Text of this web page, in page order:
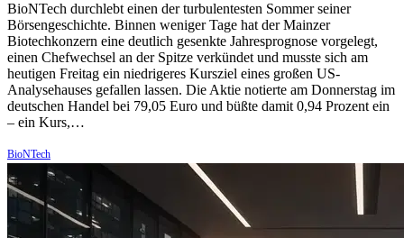
BioNTech durchlebt einen der turbulentesten Sommer seiner
Börsengeschichte. Binnen weniger Tage hat der Mainzer
Biotechkonzern eine deutlich gesenkte Jahresprognose vorgelegt,
einen Chefwechsel an der Spitze verkündet und musste sich am
heutigen Freitag ein niedrigeres Kursziel eines großen US-
Analysehauses gefallen lassen. Die Aktie notierte am Donnerstag im
deutschen Handel bei 79,05 Euro und büßte damit 0,94 Prozent ein
– ein Kurs,…
BioNTech